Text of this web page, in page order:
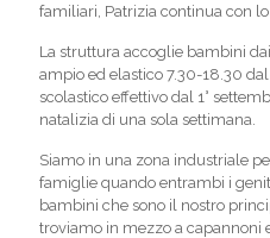
familiari, Patrizia continua con
La struttura accoglie bambini
ampio ed elastico 7.30-18.30
scolastico effettivo dal 1°
natalizia di una sola settimana.
Siamo in una zona industriale
famiglie quando entrambi i
bambini che sono il nostro
troviamo in mezzo a capannoni